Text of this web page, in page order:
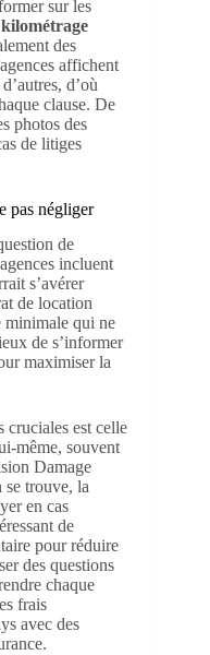
sur les
kilométrage
des
affichent
d’où
clause. De
photos des
de litiges
pas négliger
de
incluent
s’avérer
de location
minimale qui ne
de s’informer
maximiser la
cruciales est celle
même, souvent
Damage
se trouve, la
en cas
de
pour réduire
des questions
chaque
frais
avec des